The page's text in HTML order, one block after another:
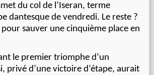
du col de l’Iseran, terme
dantesque de vendredi. Le reste ?
sauver une cinquième place en
le premier triomphe d’un
privé d’une victoire d’étape, aurait